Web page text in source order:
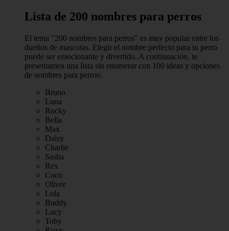
Lista de 200 nombres para perros
El tema "200 nombres para perros" es muy popular entre los
dueños de mascotas. Elegir el nombre perfecto para tu perro
puede ser emocionante y divertido. A continuación, te
presentamos una lista sin enumerar con 100 ideas y opciones
de nombres para perros:
Bruno
Luna
Rocky
Bella
Max
Daisy
Charlie
Sasha
Rex
Coco
Oliver
Lola
Buddy
Lucy
Toby